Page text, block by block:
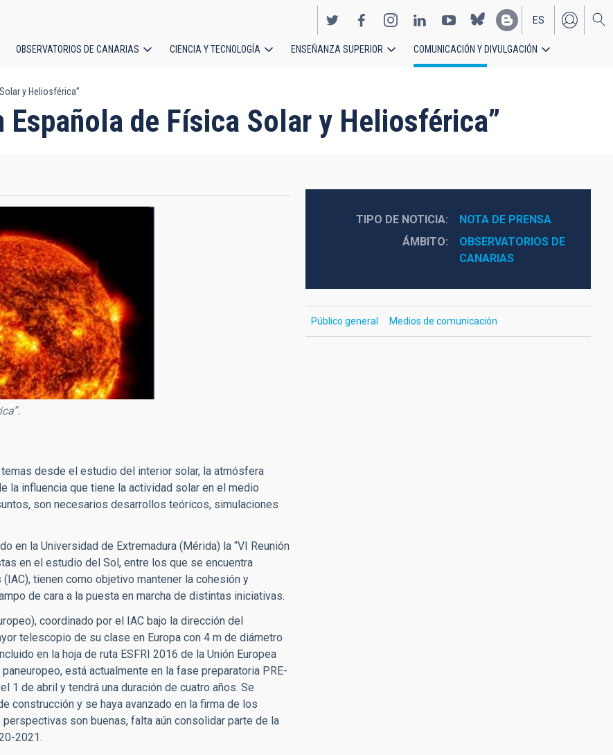
EN
ES
OBSERVATORIOS DE CANARIAS CIENCIA Y TECNOLOGÍA ENSEÑANZA SUPERIOR COMUNICACIÓN Y DIVULGACIÓN
y Heliosférica”
Española de Física Solar y Heliosférica”
desde el estudio del interior solar, la atmósfera
la influencia que tiene la actividad solar en el medio
son necesarios desarrollos teóricos, simulaciones
en la Universidad de Extremadura (Mérida) la “VI Reunión
en el estudio del Sol, entre los que se encuentra
tienen como objetivo mantener la cohesión y
de cara a la puesta en marcha de distintas iniciativas.
coordinado por el IAC bajo la dirección del
telescopio de su clase en Europa con 4 m de diámetro
en la hoja de ruta ESFRI 2016 de la Unión Europea
está actualmente en la fase preparatoria PRE-
1 de abril y tendrá una duración de cuatro años. Se
construcción y se haya avanzado en la firma de los
son buenas, falta aún consolidar parte de la
2021.
TIPO DE NOTICIA
NOTA DE PRENSA
ÁMBITO
OBSERVATORIOS DE
CANARIAS
Público general Medios de comunicación